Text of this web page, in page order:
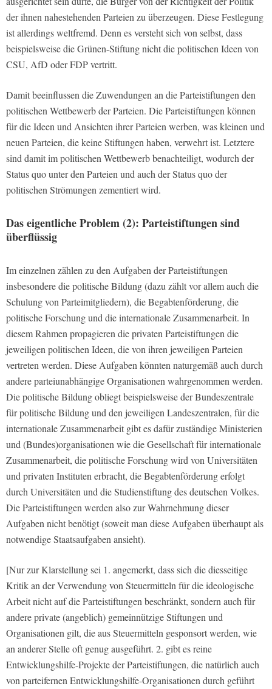
der ihnen nahestehenden Parteien zu überzeugen. Diese Festlegung
ist allerdings weltfremd. Denn es versteht sich von selbst, dass
beispielsweise die Grünen-Stiftung nicht die politischen Ideen von
CSU, AfD oder FDP vertritt.
Damit beeinflussen die Zuwendungen an die Parteistiftungen den
politischen Wettbewerb der Parteien. Die Parteistiftungen können
für die Ideen und Ansichten ihrer Parteien werben, was kleinen und
neuen Parteien, die keine Stiftungen haben, verwehrt ist. Letztere
sind damit im politischen Wettbewerb benachteiligt, wodurch der
Status quo unter den Parteien und auch der Status quo der
politischen Strömungen zementiert wird.
Das eigentliche Problem (2): Parteistiftungen sind
überflüssig
Im einzelnen zählen zu den Aufgaben der Parteistiftungen
insbesondere die politische Bildung (dazu zählt vor allem auch die
Schulung von Parteimitgliedern), die Begabtenförderung, die
politische Forschung und die internationale Zusammenarbeit. In
diesem Rahmen propagieren die privaten Parteistiftungen die
jeweiligen politischen Ideen, die von ihren jeweiligen Parteien
vertreten werden. Diese Aufgaben könnten naturgemäß auch durch
andere parteiunabhängige Organisationen wahrgenommen werden.
Die politische Bildung obliegt beispielsweise der Bundeszentrale
für politische Bildung und den jeweiligen Landeszentralen, für die
internationale Zusammenarbeit gibt es dafür zuständige Ministerien
und (Bundes)organisationen wie die Gesellschaft für internationale
Zusammenarbeit, die politische Forschung wird von Universitäten
und privaten Instituten erbracht, die Begabtenförderung erfolgt
durch Universitäten und die Studienstiftung des deutschen Volkes.
Die Parteistiftungen werden also zur Wahrnehmung dieser
Aufgaben nicht benötigt (soweit man diese Aufgaben überhaupt als
notwendige Staatsaufgaben ansieht).
[Nur zur Klarstellung sei 1. angemerkt, dass sich die diesseitige
Kritik an der Verwendung von Steuermitteln für die ideologische
Arbeit nicht auf die Parteistiftungen beschränkt, sondern auch für
andere private (angeblich) gemeinnützige Stiftungen und
Organisationen gilt, die aus Steuermitteln gesponsort werden, wie
an anderer Stelle oft genug ausgeführt. 2. gibt es reine
Entwicklungshilfe-Projekte der Parteistiftungen, die natürlich auch
von parteifernen Entwicklungshilfe-Organisationen durch geführt